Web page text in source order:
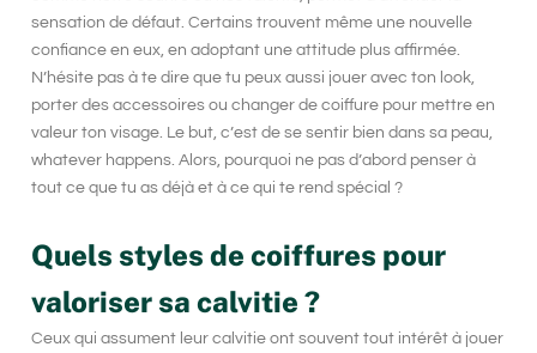
sensation de défaut. Certains trouvent même une nouvelle
confiance en eux, en adoptant une attitude plus affirmée.
N’hésite pas à te dire que tu peux aussi jouer avec ton look,
porter des accessoires ou changer de coiffure pour mettre en
valeur ton visage. Le but, c’est de se sentir bien dans sa peau,
whatever happens. Alors, pourquoi ne pas d’abord penser à
tout ce que tu as déjà et à ce qui te rend spécial ?
Quels styles de coiffures pour
valoriser sa calvitie ?
Ceux qui assument leur calvitie ont souvent tout intérêt à jouer